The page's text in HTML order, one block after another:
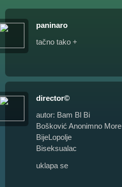
paninaro
tačno tako +
director©
autor: Bam Bl Bi
Bošković Anonimno More
BijeLopolje
Biseksualac
uklapa se